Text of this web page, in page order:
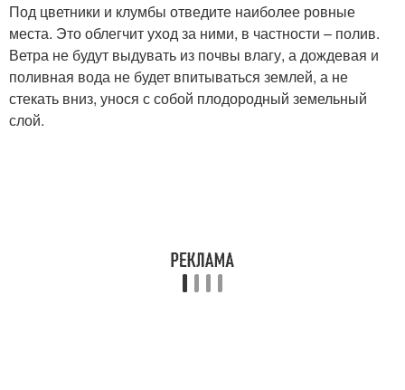
Под цветники и клумбы отведите наиболее ровные
места. Это облегчит уход за ними, в частности – полив.
Ветра не будут выдувать из почвы влагу, а дождевая и
поливная вода не будет впитываться землей, а не
стекать вниз, унося с собой плодородный земельный
слой.